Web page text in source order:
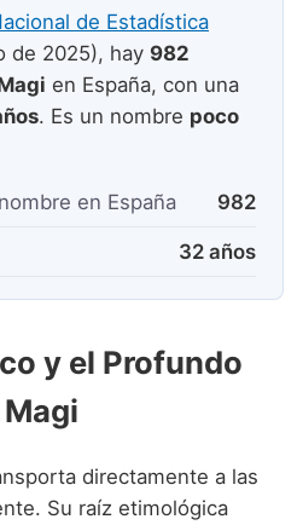
que empiezan por P
que empiezan por Q
que empiezan por R
que empiezan por S
que empiezan por T
que empiezan por U
que empiezan por X
que empiezan por Y
que empiezan por Z
Niño Valencianos
de Niño Vascos
Niño Rumanos
de Niño Rusos
de Niño Suecos
de Estadística
de 2025), hay 982
en España, con una
. Es un nombre poco
en España 982
32 años
y el Profundo
directamente a las
Su raíz etimológica